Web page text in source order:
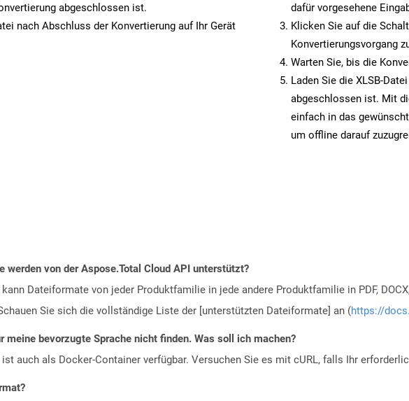
abgeschlossen ist.
nach Abschluss der Konvertierung auf Ihr Gerät
dafür vorgesehene
Klicken Sie auf die
Konvertierungsvorgang
Warten Sie, bis die
Laden Sie die XLSB-
abgeschlossen ist. Mit
einfach in das
um offline darauf
werden von der Aspose.Total Cloud API unterstützt?
Dateiformate von jeder Produktfamilie in jede andere Produktfamilie in PDF, DOCX,
Sie sich die vollständige Liste der [unterstützten Dateiformate] an (https://
meine bevorzugte Sprache nicht finden. Was soll ich machen?
auch als Docker-Container verfügbar. Versuchen Sie es mit cURL, falls Ihr